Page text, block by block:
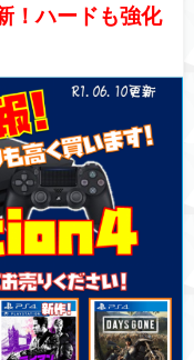
！ハードも強化